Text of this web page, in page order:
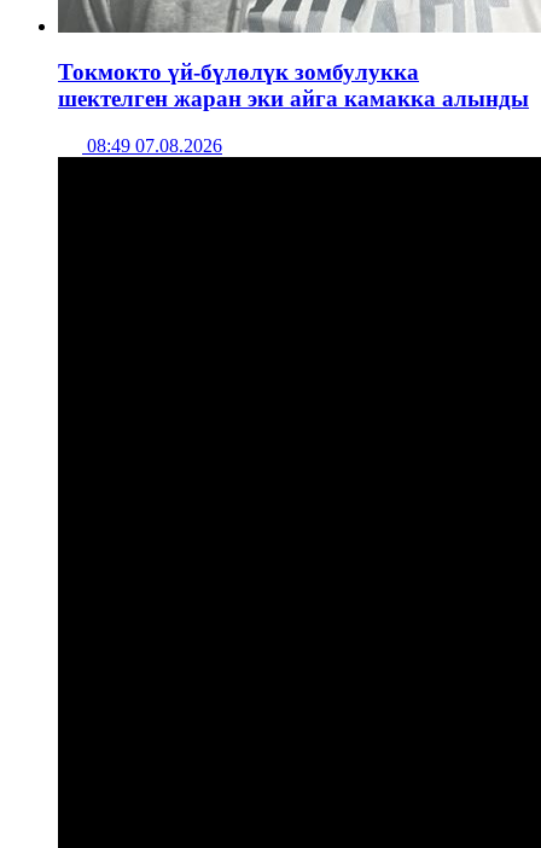
Токмокто үй-бүлөлүк зомбулукка
шектелген жаран эки айга камакка алынды
08:49 07.08.2026